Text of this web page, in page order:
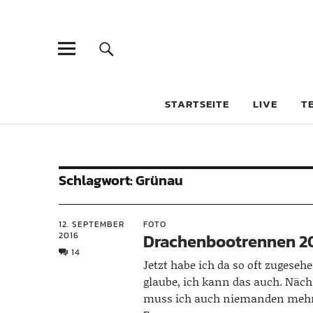
STARTSEITE LIVE
Schlagwort:Grünau
12. SEPTEMBER
2016
14
FOTO
Drachenbootrennen
Jetzt habe ich da so oft
glaube, ich kann das auch.
muss ich auch niemanden